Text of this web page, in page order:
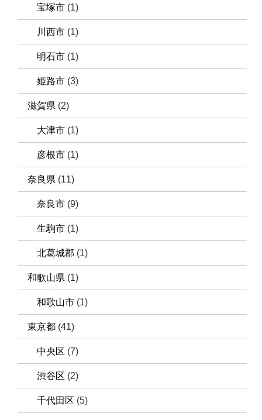
宝塚市 (1)
川西市 (1)
明石市 (1)
姫路市 (3)
滋賀県 (2)
大津市 (1)
彦根市 (1)
奈良県 (11)
奈良市 (9)
生駒市 (1)
北葛城郡 (1)
和歌山県 (1)
和歌山市 (1)
東京都 (41)
中央区 (7)
渋谷区 (2)
千代田区 (5)